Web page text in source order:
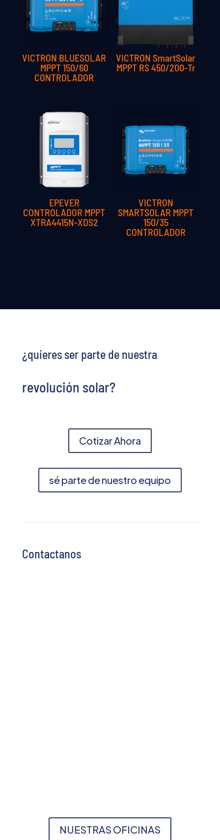
VICTRON BLUESOLAR
MPPT 150/60
CONTROLADOR
VICTRON SmartSolar
MPPT RS 450/200-Tr
EPEVER
CONTROLADOR MPPT
XTRA4415N-XDS2
VICTRON
SMARTSOLAR MPPT
150/35
CONTROLADOR
¿quieres ser parte de nuestra
revolución solar?
Cotizar Ahora
sé parte de nuestro equipo
Contactanos
NUESTRAS OFICINAS